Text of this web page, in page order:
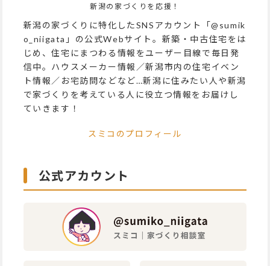
新潟の家づくりを応援！
新潟の家づくりに特化したSNSアカウント「@sumik
o_niigata」の公式Webサイト。新築・中古住宅をは
じめ、住宅にまつわる情報をユーザー目線で毎日発
信中。ハウスメーカー情報／新潟市内の住宅イベン
ト情報／お宅訪問などなど…新潟に住みたい人や新潟
で家づくりを考えている人に役立つ情報をお届けし
ていきます！
スミコのプロフィール
公式アカウント